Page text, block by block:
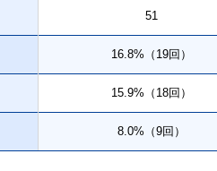
51
16.8%（19回）
15.9%（18回）
8.0%（9回）